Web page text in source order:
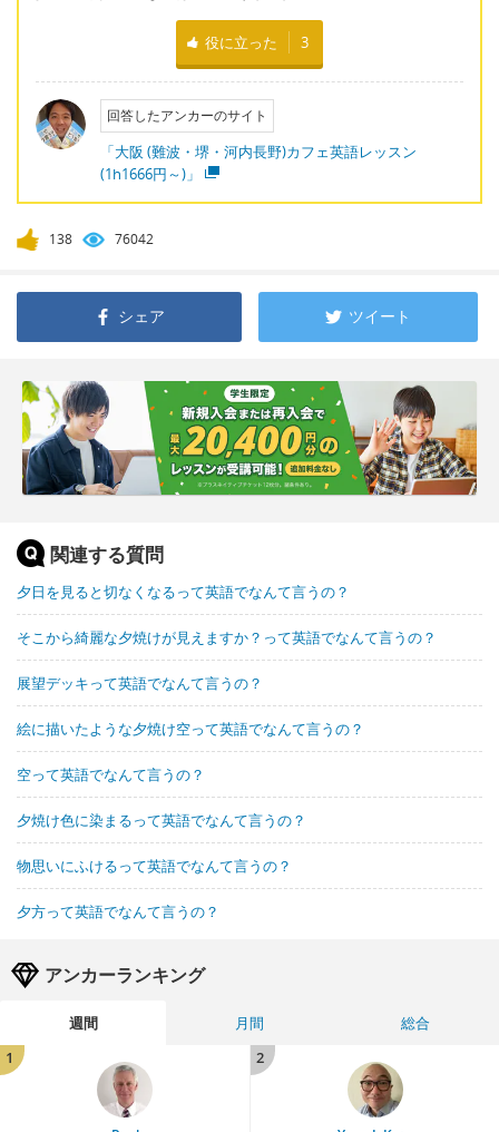
役に立った 3
回答したアンカーのサイト
「大阪 (難波・堺・河内長野)カフェ英語レッスン
(1h1666円～)」
138 76042
シェア ツイート
関連する質問
夕日を見ると切なくなるって英語でなんて言うの？
そこから綺麗な夕焼けが見えますか？って英語でなんて言うの？
展望デッキって英語でなんて言うの？
絵に描いたような夕焼け空って英語でなんて言うの？
空って英語でなんて言うの？
夕焼け色に染まるって英語でなんて言うの？
物思いにふけるって英語でなんて言うの？
夕方って英語でなんて言うの？
アンカーランキング
週間 月間
総合
1
2